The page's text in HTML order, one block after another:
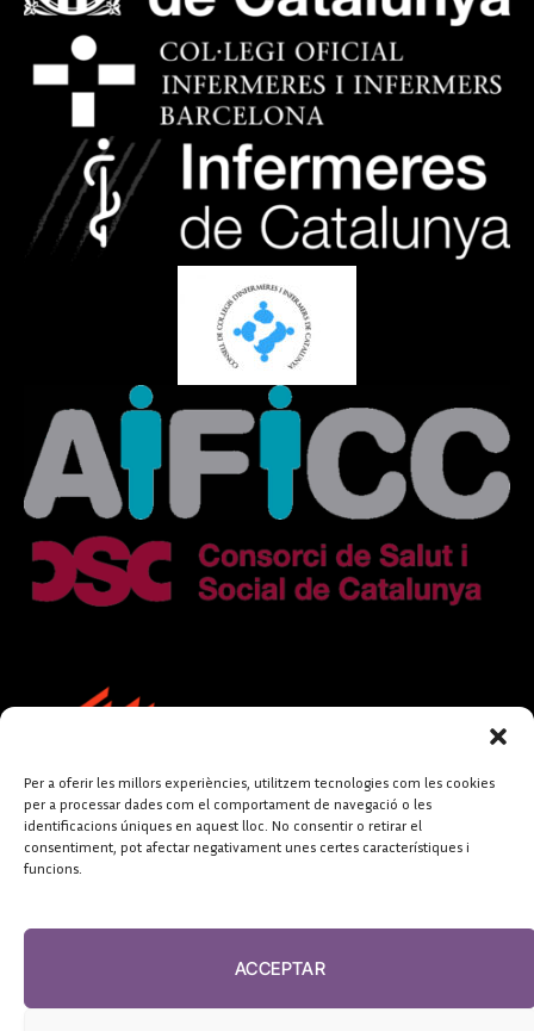
Per a oferir les millors experiències, utilitzem tecnologies com les cookies
per a processar dades com el comportament de navegació o les
identificacions úniques en aquest lloc. No consentir o retirar el
consentiment, pot afectar negativament unes certes característiques i
funcions.
ACCEPTAR
FUNDACIÓ